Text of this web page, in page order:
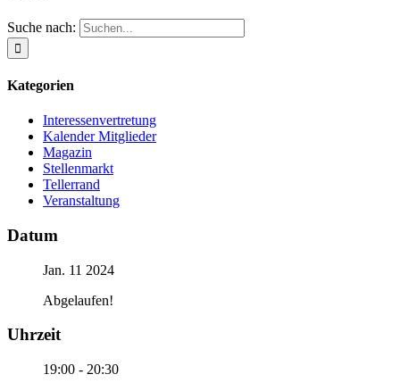
Suche nach:
Kategorien
Interessenvertretung
Kalender Mitglieder
Magazin
Stellenmarkt
Tellerrand
Veranstaltung
Datum
Jan. 11 2024
Abgelaufen!
Uhrzeit
19:00 - 20:30